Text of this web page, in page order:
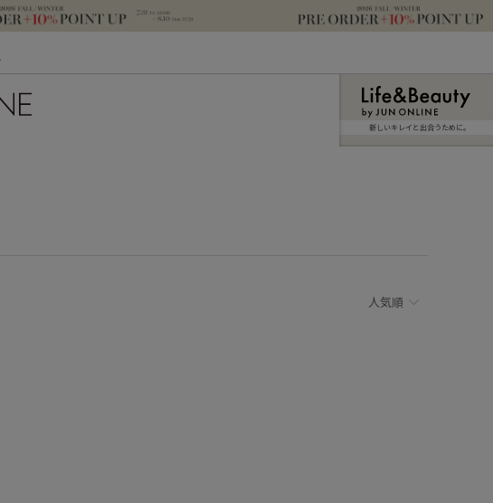
新しいキレイと出合うために。
人気順